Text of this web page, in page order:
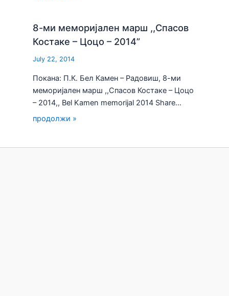
8-ми меморијален марш ,,Спасов
Костаке – Цоцо – 2014”
July 22, 2014
Покана: П.К. Бел Камен – Радовиш, 8-ми
меморијален марш ,,Спасов Костаке – Цоцо
– 2014,, Bel Kamen memorijal 2014 Share…
продолжи »